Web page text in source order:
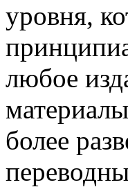
уровня,
любое
более